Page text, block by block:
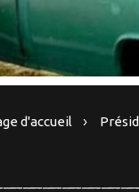
d'accueil